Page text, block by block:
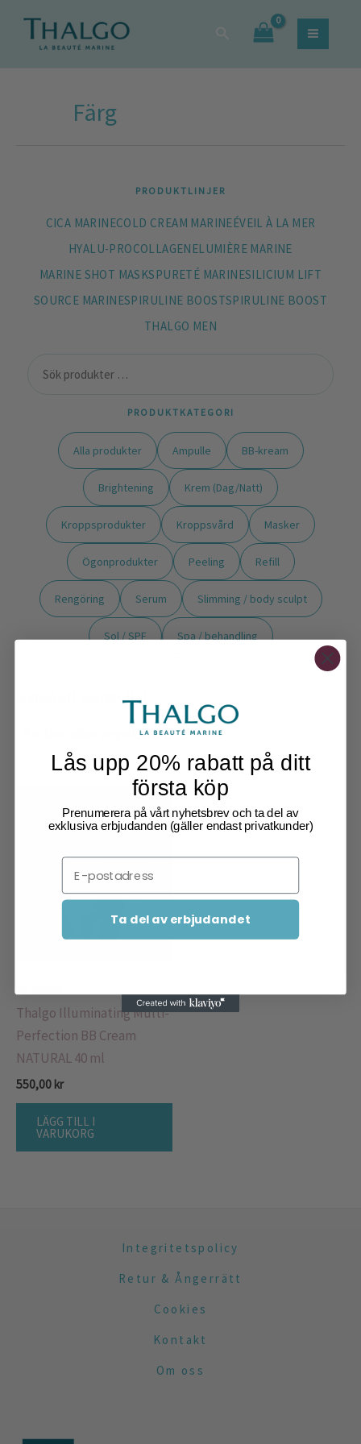
innehåll
Färg
PRODUKTLINJER
CICA MARINECOLD CREAM MARINEÉVEIL À LA MER
HYALU-PROCOLLAGENELUMIÈRE MARINE
MARINE SHOT MASKS PURETÉ MARINESILICIUM LIFT
SOURCE MARINESPIRULINE BOOSTSPIRULINE BOOST
THALGO MEN
efter:
PRODUKTKATEGORI
Alla produkter Ampulle BB-kream
Brightening Krem (Dag/Natt)
Kroppsprodukter Kroppsvård Masker
Ögonprodukter Peeling Refill
Rengöring Serum Slimming / body sculpt
Sol / SPF Spa / behandling
Endast ett sökresultat
Thalgo Illuminating Multi-
Perfection BB Cream
NATURAL 40 ml
550,00 kr
LÄGG TILL I
VARUKORG
Integritetspolicy
Retur & Ångerrätt
Cookies
Kontakt
Om oss
Lås upp 20% rabatt på ditt
första köp
Prenumerera på vårt nyhetsbrev och ta del av
exklusiva erbjudanden (gäller endast privatkunder)
Email
Ta del av erbjudandet